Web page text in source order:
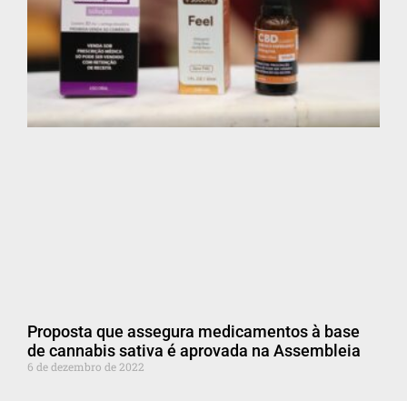
Proposta que assegura medicamentos à base
de cannabis sativa é aprovada na Assembleia
6 de dezembro de 2022